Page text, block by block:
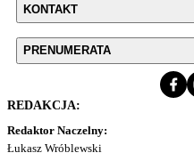
KONTAKT
PRENUMERATA
REDAKCJA:
Redaktor Naczelny:
Łukasz Wróblewski